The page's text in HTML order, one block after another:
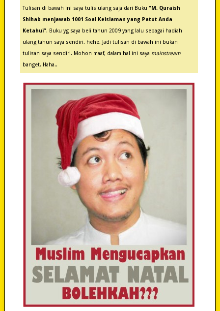
Tulisan di bawah ini saya tulis ulang saja dari Buku “M. Quraish
Shihab menjawab 1001 Soal Keislaman yang Patut Anda
Ketahui”. Buku yg saya beli tahun 2009 yang lalu sebagai hadiah
ulang tahun saya sendiri. hehe. Jadi tulisan di bawah ini bukan
tulisan saya sendiri. Mohon maaf, dalam hal ini saya mainstream
banget. Haha..